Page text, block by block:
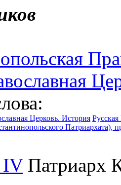
Церковь. История
Патриарх